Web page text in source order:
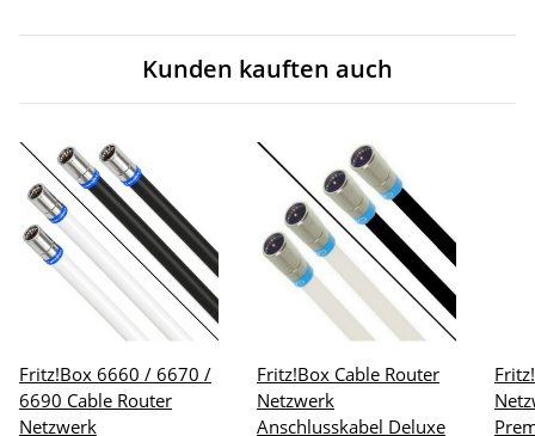
Kunden kauften auch
Fritz!Box 6660 / 6670 /
6690 Cable Router
Netzwerk
Fritz!Box Cable Router
Netzwerk
Anschlusskabel Deluxe